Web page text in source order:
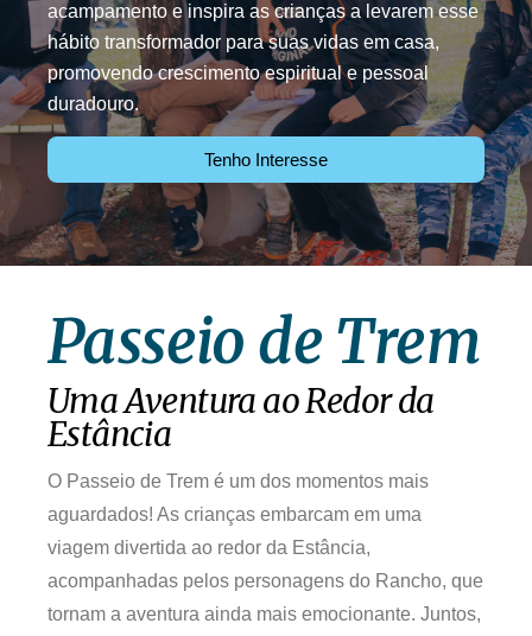
acampamento e inspira as crianças a levarem esse
hábito transformador para suas vidas em casa,
promovendo crescimento espiritual e pessoal
duradouro.
Tenho Interesse
Passeio de Trem
Uma Aventura ao Redor da
Estância
O Passeio de Trem é um dos momentos mais
aguardados! As crianças embarcam em uma
viagem divertida ao redor da Estância,
acompanhadas pelos personagens do Rancho, que
tornam a aventura ainda mais emocionante. Juntos,